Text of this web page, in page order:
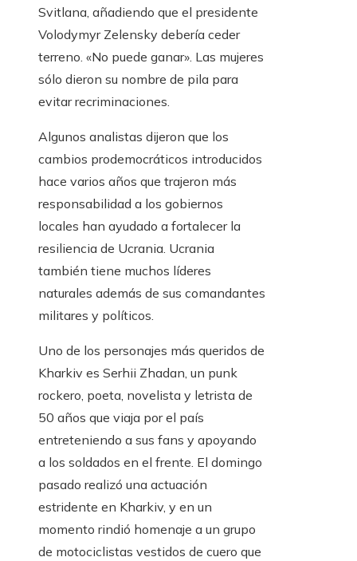
Svitlana, añadiendo que el presidente
Volodymyr Zelensky debería ceder
terreno. «No puede ganar». Las mujeres
sólo dieron su nombre de pila para
evitar recriminaciones.
Algunos analistas dijeron que los
cambios prodemocráticos introducidos
hace varios años que trajeron más
responsabilidad a los gobiernos
locales han ayudado a fortalecer la
resiliencia de Ucrania. Ucrania
también tiene muchos líderes
naturales además de sus comandantes
militares y políticos.
Uno de los personajes más queridos de
Kharkiv es Serhii Zhadan, un punk
rockero, poeta, novelista y letrista de
50 años que viaja por el país
entreteniendo a sus fans y apoyando
a los soldados en el frente. El domingo
pasado realizó una actuación
estridente en Kharkiv, y en un
momento rindió homenaje a un grupo
de motociclistas vestidos de cuero que